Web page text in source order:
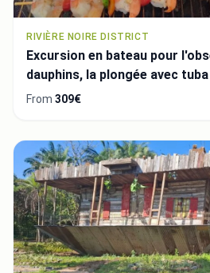
RIVIÈRE NOIRE DISTRICT
Excursion en bateau pour
dauphins, la plongée avec
de fruits de mer
From 309€